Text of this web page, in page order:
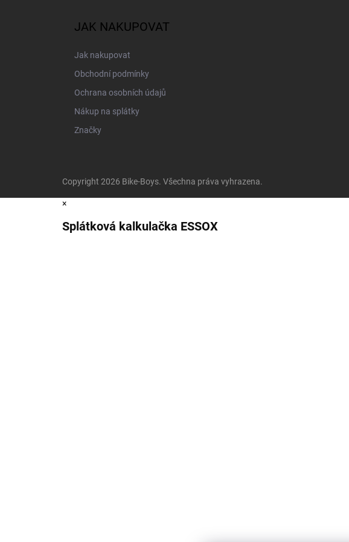
JAK NAKUPOVAT
Jak nakupovat
Obchodní podmínky
Ochrana osobních údajů
Nákup na splátky
Značky
Copyright 2026 Bike-Boys. Všechna práva vyhrazena.
×
Splátková kalkulačka ESSOX